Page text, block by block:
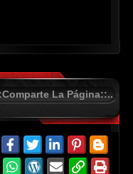
La Página::..